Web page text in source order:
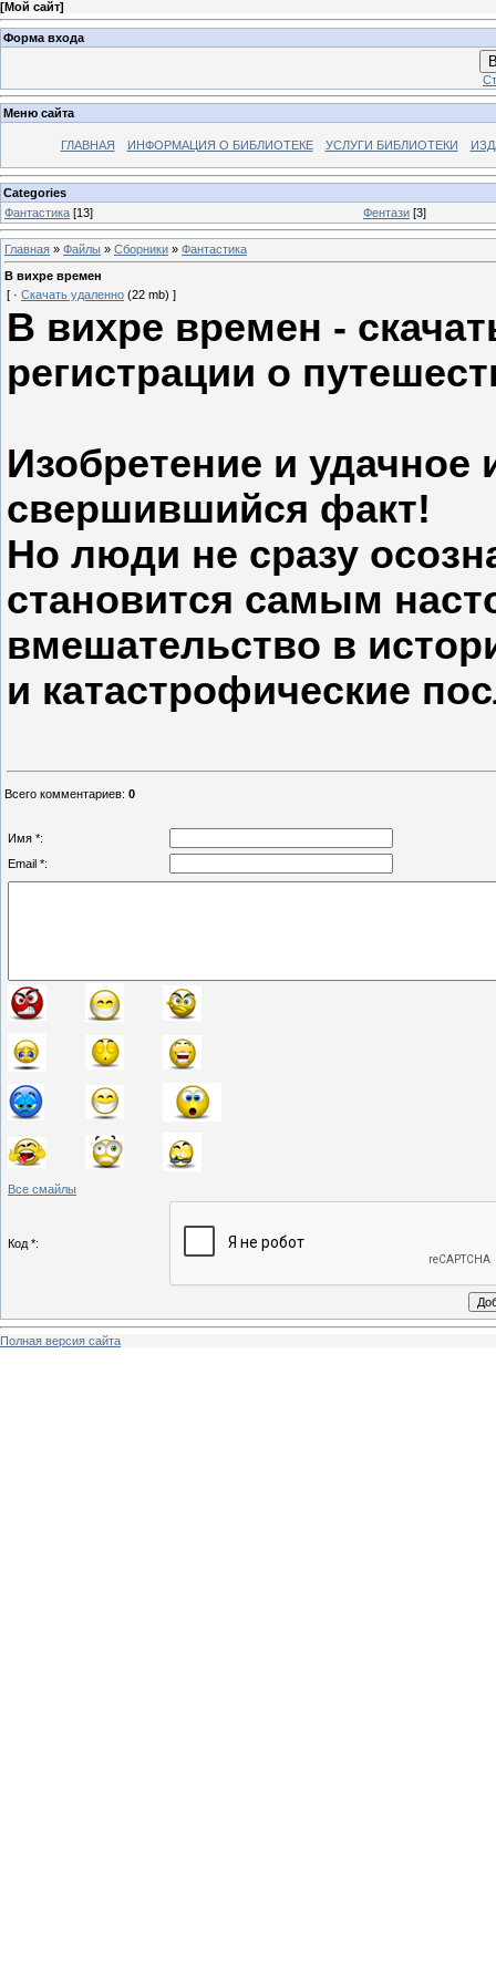
[Мой сайт]
Форма входа
Меню сайта
ГЛАВНАЯ ИНФОРМАЦИЯ О БИБЛИОТЕКЕ УСЛУГИ БИБЛИОТЕКИ
Categories
Фантастика [13] Фентази [3]
Главная » Файлы » Сборники » Фантастика
В вихре времен
[ · Скачать удаленно (22 mb) ]
В вихре времен -
регистрации о
Изобретение и
свершившийся факт!
Но люди не сразу
становится самым
вмешательство в
и катастрофические
Всего комментариев: 0
Имя *:
Email *:
Все смайлы
Код *:
Полная версия сайта